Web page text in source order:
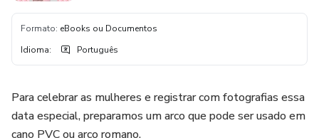
Formato: eBooks ou Documentos
Idioma: Português
Para celebrar as mulheres e registrar com fotografias essa
data especial, preparamos um arco que pode ser usado em
cano PVC ou arco romano.